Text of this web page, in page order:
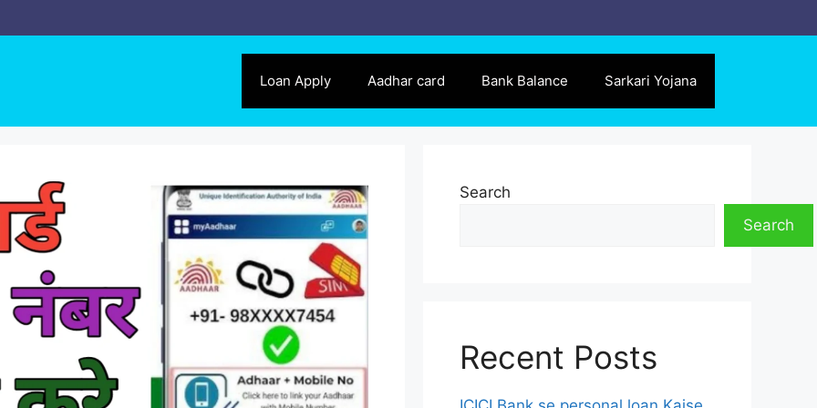
Loan Apply Aadhar card Bank Balance Sarkari Yojana
Search
Search
Recent Posts